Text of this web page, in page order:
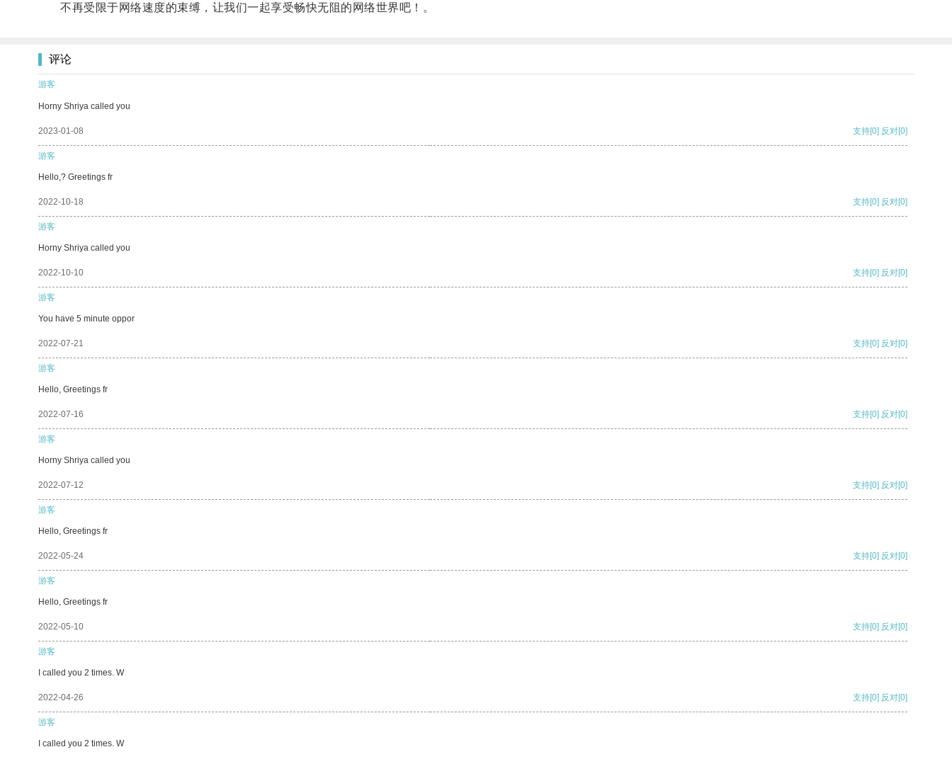
不再受限于网络速度的束缚，让我们一起享受畅快无阻的网络世界吧！。
评论
游客
Horny Shriya called you
2023-01-08 支持[0] 反对[0]
游客
Hello,? Greetings fr
2022-10-18 支持[0] 反对[0]
游客
Horny Shriya called you
2022-10-10 支持[0] 反对[0]
游客
You have 5 minute oppor
2022-07-21 支持[0] 反对[0]
游客
Hello, Greetings fr
2022-07-16 支持[0] 反对[0]
游客
Horny Shriya called you
2022-07-12 支持[0] 反对[0]
游客
Hello, Greetings fr
2022-05-24 支持[0] 反对[0]
游客
Hello, Greetings fr
2022-05-10 支持[0] 反对[0]
游客
I called you 2 times. W
2022-04-26 支持[0] 反对[0]
游客
I called you 2 times. W